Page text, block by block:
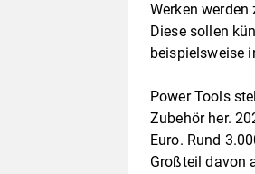
Werken
Diese sollen
beispielsweise
Power Tools
Zubehör her.
Euro. Rund
Großteil davon